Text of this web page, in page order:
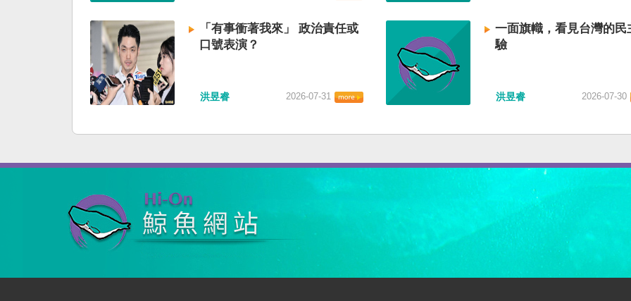
「有事衝著我來」 政治責任或
口號表演？
洪昱睿 2026-07-31
一面旗幟，看見台灣的民
驗
洪昱睿 2026-07-30